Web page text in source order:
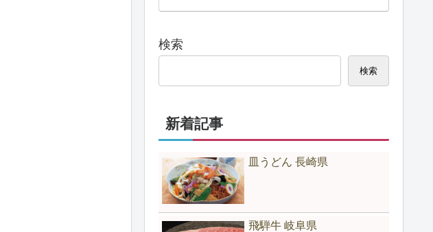
検索
検索
新着記事
皿うどん 長崎県
飛騨牛 岐阜県